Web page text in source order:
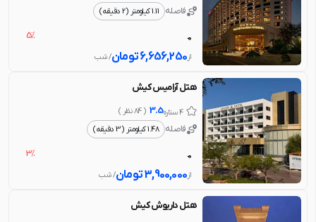
فاصله 1.11 کیلومتر (2 دقیقه)
0
5%
از 6,656,250تومان/ شب
هتل آرامیس کیش
4 ستاره 3.5 ( 84 نظر )
فاصله 1.48 کیلومتر (3 دقیقه)
0
3%
از 3,900,000تومان/ شب
هتل داریوش کیش